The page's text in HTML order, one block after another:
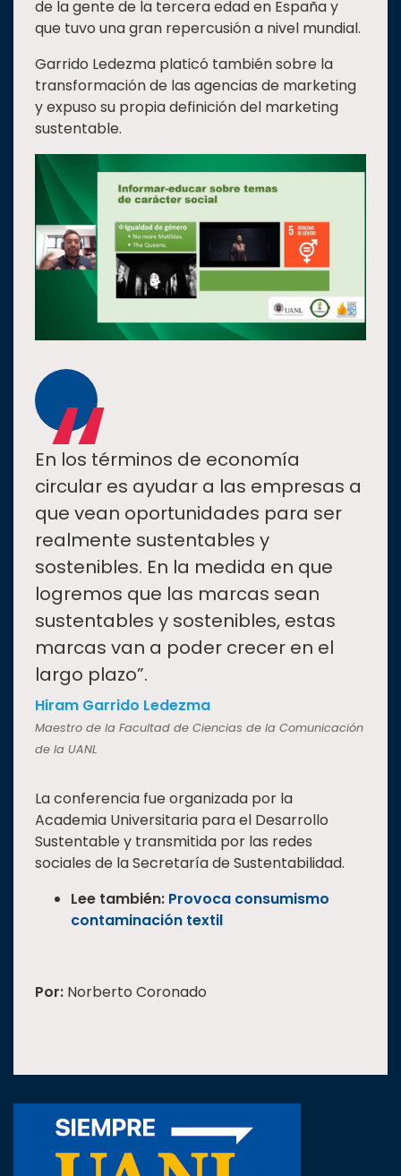
de la gente de la tercera edad en España y
que tuvo una gran repercusión a nivel mundial.
Garrido Ledezma platicó también sobre la
transformación de las agencias de marketing
y expuso su propia definición del marketing
sustentable.
“
En los términos de economía
circular es ayudar a las empresas a
que vean oportunidades para ser
realmente sustentables y
sostenibles. En la medida en que
logremos que las marcas sean
sustentables y sostenibles, estas
marcas van a poder crecer en el
largo plazo”.
Hiram Garrido Ledezma
Maestro de la Facultad de Ciencias de la Comunicación
de la UANL
La conferencia fue organizada por la
Academia Universitaria para el Desarrollo
Sustentable y transmitida por las redes
sociales de la Secretaría de Sustentabilidad.
Lee también: Provoca consumismo
contaminación textil
Por: Norberto Coronado